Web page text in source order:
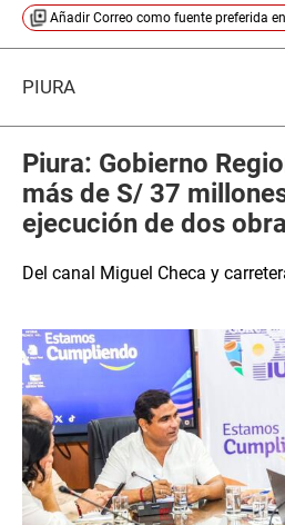
Añadir Correo como fuente preferida en
PIURA
Piura: Gobierno
más de S/ 37
ejecución de dos
Del canal Miguel Checa y